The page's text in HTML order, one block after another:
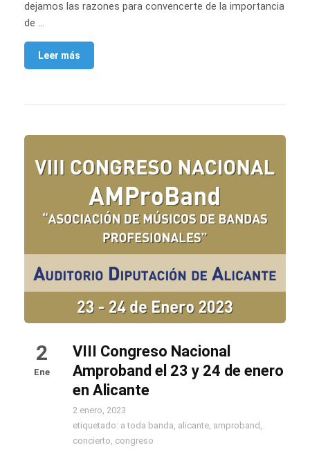
dejamos las razones para convencerte de la importancia
de …
Leer más
2
Ene
VIII Congreso Nacional
Amproband el 23 y 24 de enero
en Alicante
2 enero, 2023
etiquetado: a toda banda alicante amproband
concierto congreso